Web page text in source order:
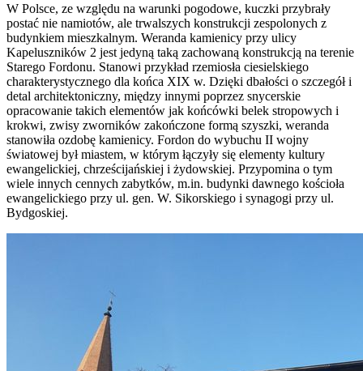
W Polsce, ze względu na warunki pogodowe, kuczki przybrały
postać nie namiotów, ale trwalszych konstrukcji zespolonych z
budynkiem mieszkalnym. Weranda kamienicy przy ulicy
Kapeluszników 2 jest jedyną taką zachowaną konstrukcją na terenie
Starego Fordonu. Stanowi przykład rzemiosła ciesielskiego
charakterystycznego dla końca XIX w. Dzięki dbałości o szczegół i
detal architektoniczny, między innymi poprzez snycerskie
opracowanie takich elementów jak końcówki belek stropowych i
krokwi, zwisy zworników zakończone formą szyszki, weranda
stanowiła ozdobę kamienicy. Fordon do wybuchu II wojny
światowej był miastem, w którym łączyły się elementy kultury
ewangelickiej, chrześcijańskiej i żydowskiej. Przypomina o tym
wiele innych cennych zabytków, m.in. budynki dawnego kościoła
ewangelickiego przy ul. gen. W. Sikorskiego i synagogi przy ul.
Bydgoskiej.